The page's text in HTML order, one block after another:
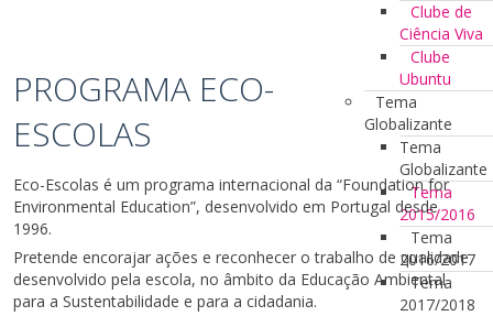
Clube de
Ciência Viva
Clube
Ubuntu
Tema
Globalizante
Tema
Globalizante
Tema
2015/2016
Tema
2016/2017
Tema
2017/2018
PROGRAMA ECO-
ESCOLAS
Eco-Escolas é um programa internacional da “Foundation for
Environmental Education”, desenvolvido em Portugal desde
1996.
Pretende encorajar ações e reconhecer o trabalho de qualidade
desenvolvido pela escola, no âmbito da Educação Ambiental
para a Sustentabilidade e para a cidadania.